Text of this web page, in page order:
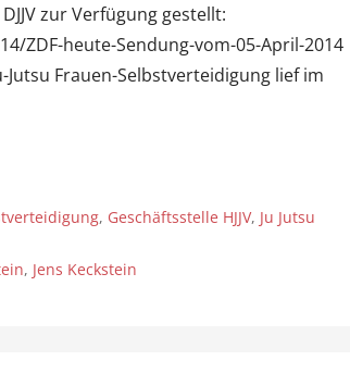
zur Verfügung gestellt:
ZDF-heute-Sendung-vom-05-April-2014
Frauen-Selbstverteidigung lief im
, Geschäftsstelle HJJV, Ju Jutsu
, Jens Keckstein